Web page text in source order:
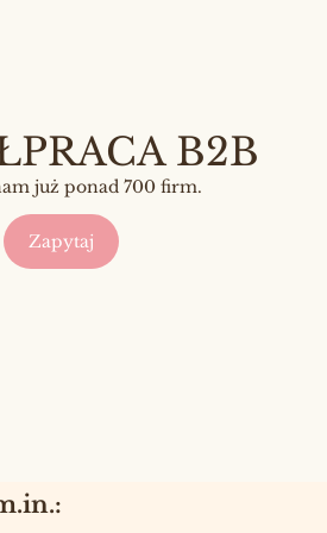
B2B
już ponad 700 firm.
Zapytaj